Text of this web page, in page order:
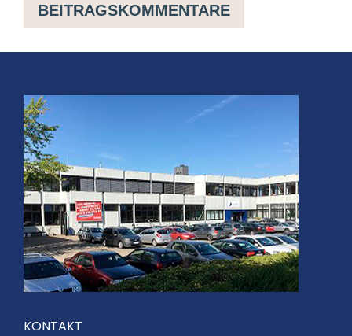
BEITRAGSKOMMENTARE
KONTAKT